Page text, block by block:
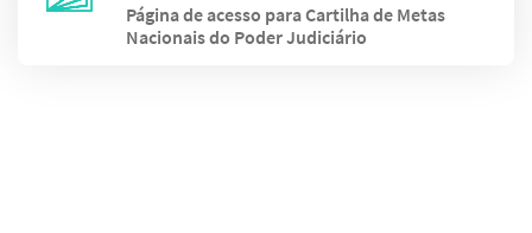
Página de acesso para Cartilha de Metas
Nacionais do Poder Judiciário